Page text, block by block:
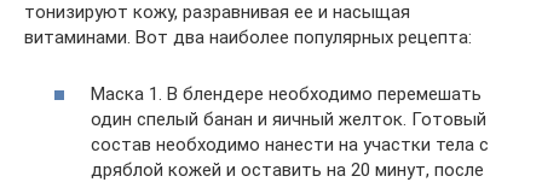
тонизируют кожу, разравнивая ее и насыщая
витаминами. Вот два наиболее популярных рецепта:
Маска 1. В блендере необходимо перемешать
один спелый банан и яичный желток. Готовый
состав необходимо нанести на участки тела с
дряблой кожей и оставить на 20 минут, после